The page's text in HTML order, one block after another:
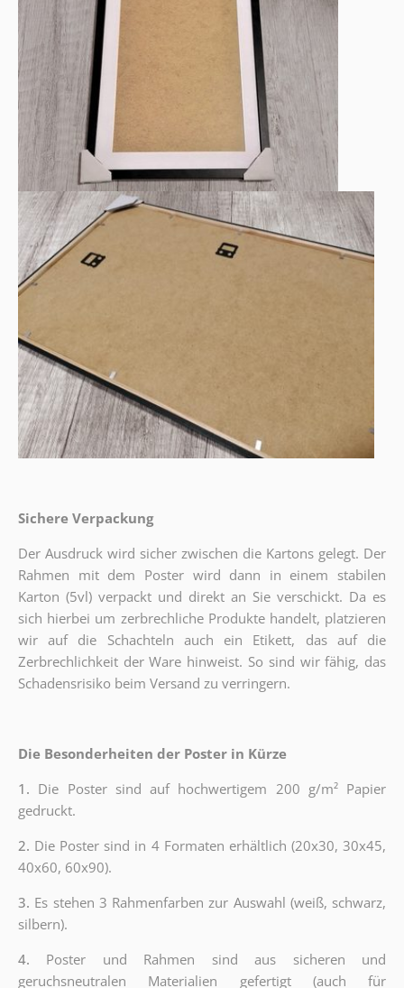
Sichere Verpackung
Der Ausdruck wird sicher zwischen die Kartons gelegt. Der
Rahmen mit dem Poster wird dann in einem stabilen
Karton (5vl) verpackt und direkt an Sie verschickt. Da es
sich hierbei um zerbrechliche Produkte handelt, platzieren
wir auf die Schachteln auch ein Etikett, das auf die
Zerbrechlichkeit der Ware hinweist. So sind wir fähig, das
Schadensrisiko beim Versand zu verringern.
Die Besonderheiten der Poster in Kürze
1. Die Poster sind auf hochwertigem 200 g/m² Papier
gedruckt.
2. Die Poster sind in 4 Formaten erhältlich (20x30, 30x45,
40x60, 60x90).
3. Es stehen 3 Rahmenfarben zur Auswahl (weiß, schwarz,
silbern).
4. Poster und Rahmen sind aus sicheren und
geruchsneutralen Materialien gefertigt (auch für